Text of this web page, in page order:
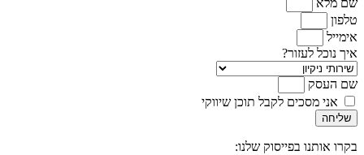
טלפון
אימייל
איך נוכל לעזור?
שם העסק
אני מסכים לקבל תוכן שיווקי
שליחה
בקרו אותנו בפייסוק שלנו: